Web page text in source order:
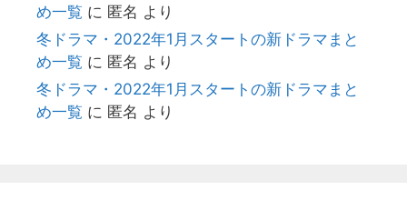
め一覧 に 匿名 より
冬ドラマ・2022年1月スタートの新ドラマまと
め一覧 に 匿名 より
冬ドラマ・2022年1月スタートの新ドラマまと
め一覧 に 匿名 より